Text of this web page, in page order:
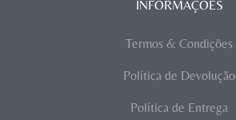
INFORMAÇÕES
Termos & Condições
Política de Devolução
Política de Entrega